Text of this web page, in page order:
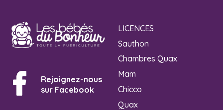
Rejoignez-nous
sur Facebook
LICENCES
Sauthon
Chambres Quax
Mam
Chicco
Quax